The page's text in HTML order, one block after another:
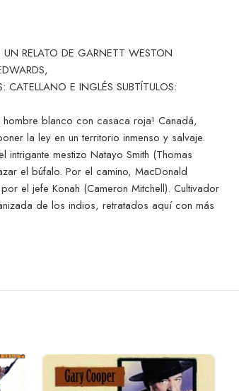
RELATO DE GARNETT WESTON
E INGLÉS SUBTÍTULOS:
blanco con casaca roja! Canadá,
la ley en un territorio inmenso y salvaje.
mestizo Natayo Smith (Thomas
el búfalo. Por el camino, MacDonald
el jefe Konah (Cameron Mitchell). Cultivador
de los indios, retratados aquí con más